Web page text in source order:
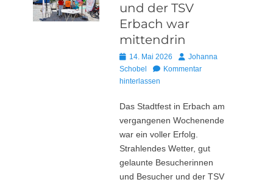
und der TSV
Erbach war
mittendrin
Posted
on
14. Mai 2026 AutorJohanna
Schobel
Kommentar
hinterlassen
Das Stadtfest in Erbach am
vergangenen Wochenende
war ein voller Erfolg.
Strahlendes Wetter, gut
gelaunte Besucherinnen
und Besucher und der TSV